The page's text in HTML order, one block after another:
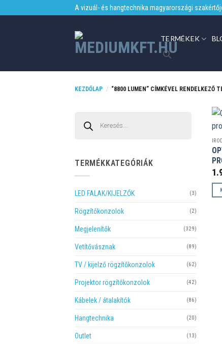
to
A vizuál- és hangtechnika magyarországi
TERMÉKEK
KEZDŐLAP / “8800 LUMEN” CÍMKÉVEL RENDELKEZŐ
search
TERMÉKKATEGÓRIÁK
LED FALAK/KIJELZŐK (3)
Rögzítőkonzolok (2)
Megjelenítők (329)
Vetítővásznak (89)
TV / kijelző rögzítőkonzolok (62)
Projektor rögzítőkonzolok (42)
Kábelek / átalakítók (86)
Hangtechnika (20)
Outlet (13)